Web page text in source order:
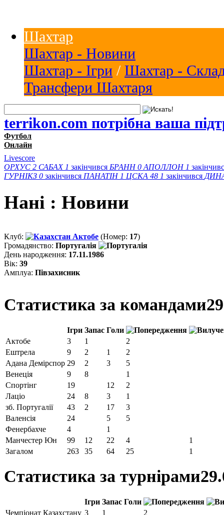
Шахтар
Шахтар - Новини
Шахтар - Ігри / Шахтар -
Трансфери Шахтаря
terrikon.com потрібна ваша
Футбол
Онлайн
Livescore
ОРХУС 2 САБАХ 1 закінчився БРАНН 0 АПОЛЛОН 1
ГУРНІКЗ 0 закінчився ПАНАТІН 1 ЦСКА 48 1 закінчився
Нані : Новини
Клуб: Актобе (Номер: 17)
Громадянство: Португалія
День народження: 17.11.1986
Вік: 39
Амплуа: Півзахисник
Статистика за командами
Ігри Запас Голи
Актобе
3 1
2
Ештрела
9 2 1
2
Адана Демірспор 29 2 3
5
Венеція
9 8
1
Спортінг
19 12
2
Лаціо
24 8 3
1
зб. Португалії
43 2 17
3
Валенсія
24 5
5
Фенербахче
4
1
Манчестер Юн
99 12 22 4
1
Загалом
263 35 64 25 1
Статистика за турнірами
Ігри Запас Голи
Чемпіонат Казахстану 3 1 2